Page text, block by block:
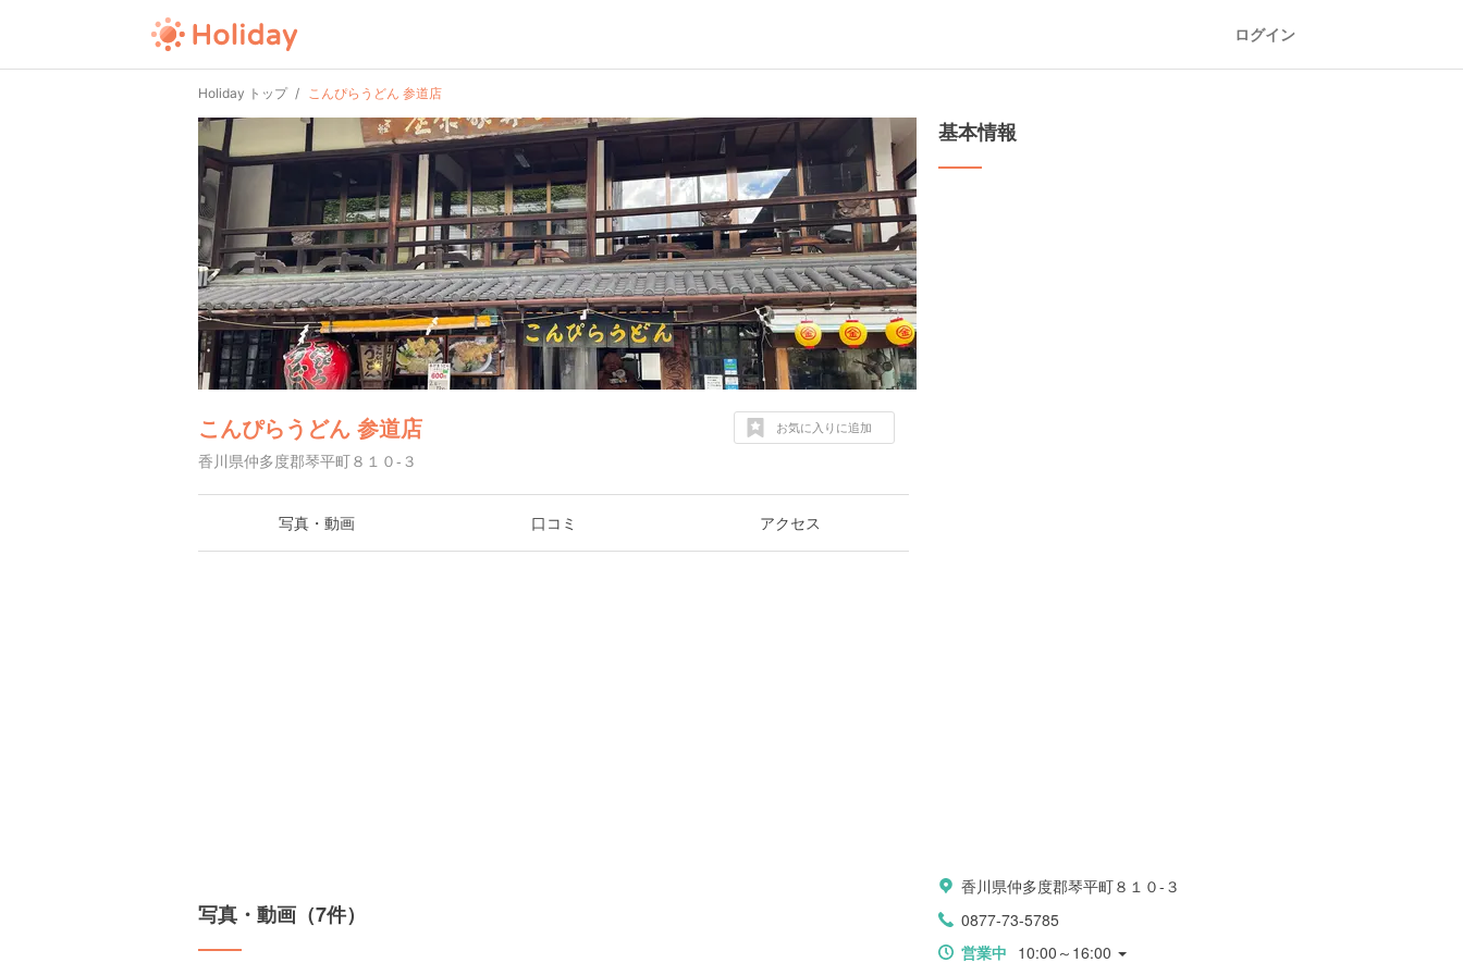
ログイン
Holiday トップ こんぴらうどん 参道店
こんぴらうどん 参道店
香川県仲多度郡琴平町８１０-３
お気に入りに追加
写真・動画 口コミ アクセス
写真・動画（7件）
基本情報
香川県仲多度郡琴平町８１０-３
0877-73-5785
営業中 10:00～16:00